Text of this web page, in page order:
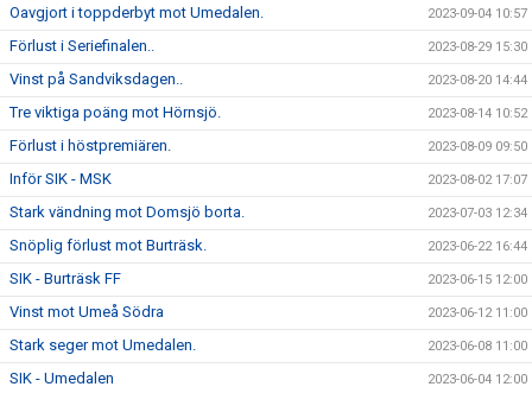
Oavgjort i toppderbyt mot Umedalen. 2023-09-04 10:57
Förlust i Seriefinalen.. 2023-08-29 15:30
Vinst på Sandviksdagen.. 2023-08-20 14:44
Tre viktiga poäng mot Hörnsjö. 2023-08-14 10:52
Förlust i höstpremiären. 2023-08-09 09:50
Inför SIK - MSK 2023-08-02 17:07
Stark vändning mot Domsjö borta. 2023-07-03 12:34
Snöplig förlust mot Burträsk. 2023-06-22 16:44
SIK - Burträsk FF 2023-06-15 12:00
Vinst mot Umeå Södra 2023-06-12 11:00
Stark seger mot Umedalen. 2023-06-08 11:00
SIK - Umedalen 2023-06-04 12:00